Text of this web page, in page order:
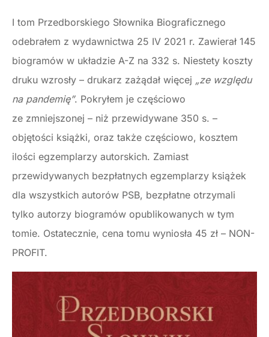
I tom Przedborskiego Słownika Biograficznego
odebrałem z wydawnictwa 25 IV 2021 r. Zawierał 145
biogramów w układzie A-Z na 332 s. Niestety koszty
druku wzrosły – drukarz zażądał więcej „ze względu
na pandemię”. Pokryłem je częściowo
ze zmniejszonej – niż przewidywane 350 s. –
objętości książki, oraz także częściowo, kosztem
ilości egzemplarzy autorskich. Zamiast
przewidywanych bezpłatnych egzemplarzy książek
dla wszystkich autorów PSB, bezpłatne otrzymali
tylko autorzy biogramów opublikowanych w tym
tomie. Ostatecznie, cena tomu wyniosła 45 zł – NON-
PROFIT.